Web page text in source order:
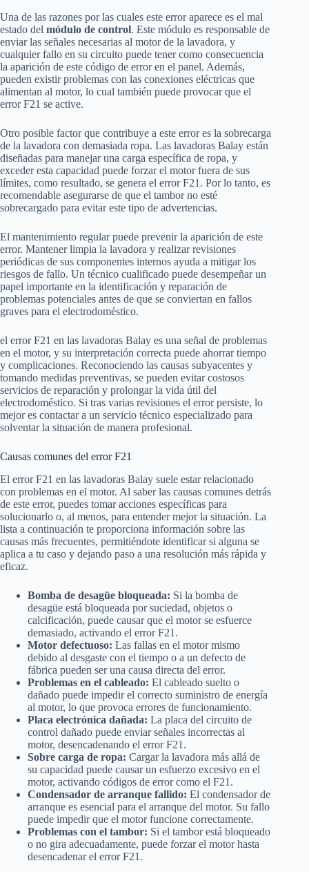
Una de las razones por las cuales este error aparece es el mal
estado del módulo de control. Este módulo es responsable de
enviar las señales necesarias al motor de la lavadora, y
cualquier fallo en su circuito puede tener como consecuencia
la aparición de este código de error en el panel. Además,
pueden existir problemas con las conexiones eléctricas que
alimentan al motor, lo cual también puede provocar que el
error F21 se active.
Otro posible factor que contribuye a este error es la sobrecarga
de la lavadora con demasiada ropa. Las lavadoras Balay están
diseñadas para manejar una carga específica de ropa, y
exceder esta capacidad puede forzar el motor fuera de sus
límites, como resultado, se genera el error F21. Por lo tanto, es
recomendable asegurarse de que el tambor no esté
sobrecargado para evitar este tipo de advertencias.
El mantenimiento regular puede prevenir la aparición de este
error. Mantener limpia la lavadora y realizar revisiones
periódicas de sus componentes internos ayuda a mitigar los
riesgos de fallo. Un técnico cualificado puede desempeñar un
papel importante en la identificación y reparación de
problemas potenciales antes de que se conviertan en fallos
graves para el electrodoméstico.
el error F21 en las lavadoras Balay es una señal de problemas
en el motor, y su interpretación correcta puede ahorrar tiempo
y complicaciones. Reconociendo las causas subyacentes y
tomando medidas preventivas, se pueden evitar costosos
servicios de reparación y prolongar la vida útil del
electrodoméstico. Si tras varias revisiones el error persiste, lo
mejor es contactar a un servicio técnico especializado para
solventar la situación de manera profesional.
Causas comunes del error F21
El error F21 en las lavadoras Balay suele estar relacionado
con problemas en el motor. Al saber las causas comunes detrás
de este error, puedes tomar acciones específicas para
solucionarlo o, al menos, para entender mejor la situación. La
lista a continuación te proporciona información sobre las
causas más frecuentes, permitiéndote identificar si alguna se
aplica a tu caso y dejando paso a una resolución más rápida y
eficaz.
Bomba de desagüe bloqueada: Si la bomba de
desagüe está bloqueada por suciedad, objetos o
calcificación, puede causar que el motor se esfuerce
demasiado, activando el error F21.
Motor defectuoso: Las fallas en el motor mismo
debido al desgaste con el tiempo o a un defecto de
fábrica pueden ser una causa directa del error.
Problemas en el cableado: El cableado suelto o
dañado puede impedir el correcto suministro de energía
al motor, lo que provoca errores de funcionamiento.
Placa electrónica dañada: La placa del circuito de
control dañado puede enviar señales incorrectas al
motor, desencadenando el error F21.
Sobre carga de ropa: Cargar la lavadora más allá de
su capacidad puede causar un esfuerzo excesivo en el
motor, activando códigos de error como el F21.
Condensador de arranque fallido: El condensador de
arranque es esencial para el arranque del motor. Su fallo
puede impedir que el motor funcione correctamente.
Problemas con el tambor: Si el tambor está bloqueado
o no gira adecuadamente, puede forzar el motor hasta
desencadenar el error F21.